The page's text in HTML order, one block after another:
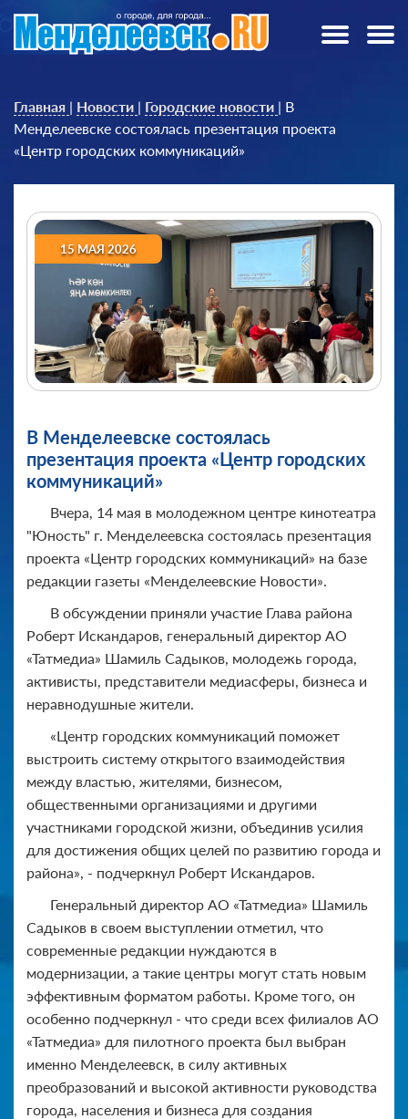
Главная | Новости | Городские новости | В
Менделеевске состоялась презентация проекта
«Центр городских коммуникаций»
15 МАЯ 2026
В Менделеевске состоялась
презентация проекта «Центр городских
коммуникаций»
Вчера, 14 мая в молодежном центре кинотеатра
"Юность" г. Менделеевска состоялась презентация
проекта «Центр городских коммуникаций» на базе
редакции газеты «Менделеевские Новости».
В обсуждении приняли участие Глава района
Роберт Искандаров, генеральный директор АО
«Татмедиа» Шамиль Садыков, молодежь города,
активисты, представители медиасферы, бизнеса и
неравнодушные жители.
«Центр городских коммуникаций поможет
выстроить систему открытого взаимодействия
между властью, жителями, бизнесом,
общественными организациями и другими
участниками городской жизни, объединив усилия
для достижения общих целей по развитию города и
района», - подчеркнул Роберт Искандаров.
Генеральный директор АО «Татмедиа» Шамиль
Садыков в своем выступлении отметил, что
современные редакции нуждаются в
модернизации, а такие центры могут стать новым
эффективным форматом работы. Кроме того, он
особенно подчеркнул - что среди всех филиалов АО
«Татмедиа» для пилотного проекта был выбран
именно Менделеевск, в силу активных
преобразований и высокой активности руководства
города, населения и бизнеса для создания